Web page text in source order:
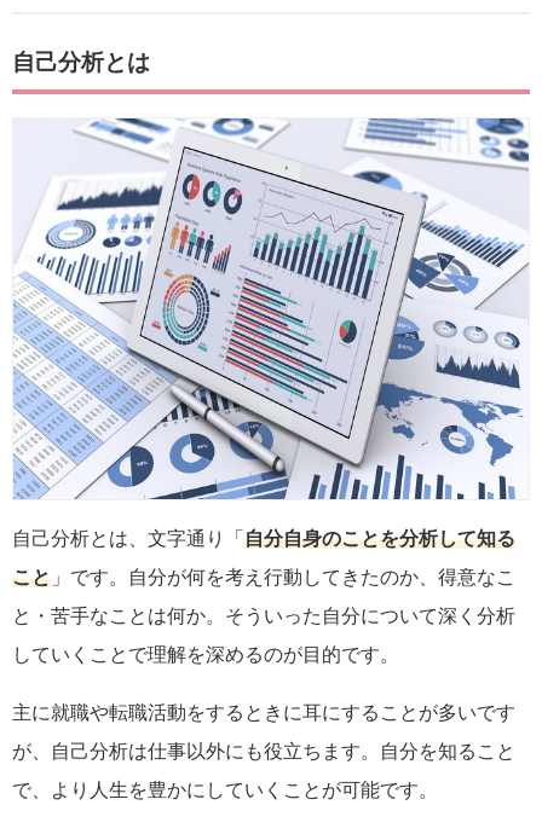
自己分析とは
自己分析とは、文字通り「 自分自身のことを分析して知る
こと 」です。自分が何を考え行動してきたのか、得意なこ
と・苦手なことは何か。そういった自分について深く分析
していくことで理解を深めるのが目的です。
主に就職や転職活動をするときに耳にすることが多いです
が、自己分析は仕事以外にも役立ちます。自分を知ること
で、より人生を豊かにしていくことが可能です。